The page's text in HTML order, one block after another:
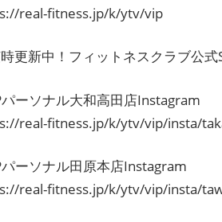
real-fitness.jp/k/ytv/vip
更新中！フィットネスクラブ公式
パーソナル大和高田店Instagram
real-fitness.jp/k/ytv/vip/insta/
パーソナル田原本店Instagram
real-fitness.jp/k/ytv/vip/insta/